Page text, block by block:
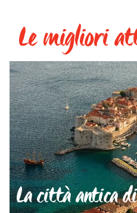
Le migliori
La città antica